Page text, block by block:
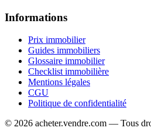
Informations
Prix immobilier
Guides immobiliers
Glossaire immobilier
Checklist immobilière
Mentions légales
CGU
Politique de confidentialité
© 2026 acheter.vendre.com — Tous